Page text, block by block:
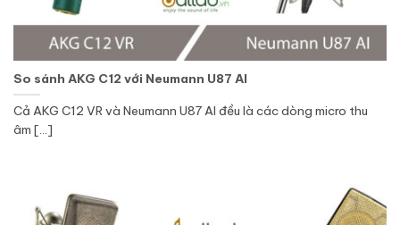
So sánh AKG C12 với Neumann U87 AI
Cả AKG C12 VR và Neumann U87 AI đều là các dòng micro thu
âm [...]